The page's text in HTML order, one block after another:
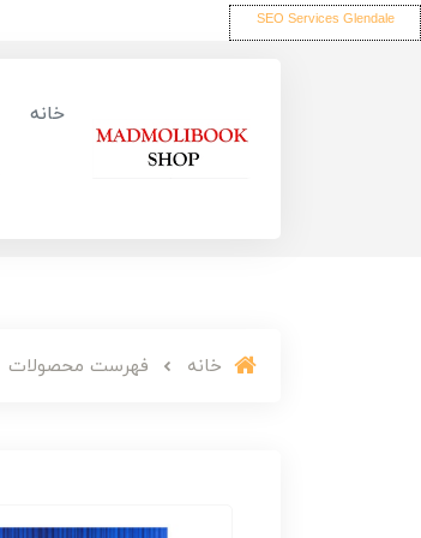
SEO Services Glendale
خانه
خانه فهرست محصولات